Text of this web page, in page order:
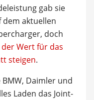
gab sie
dem aktuellen
doch
der Wert für das
steigen.
Daimler und
Laden das Joint-